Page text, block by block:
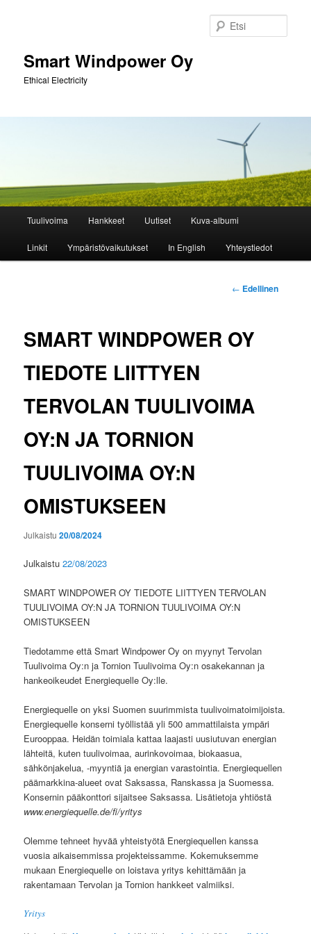
Smart Windpower Oy
Ethical Electricity
Tuulivoima Hankkeet Uutiset Kuva-albumi
Linkit Ympäristövaikutukset In English Yhteystiedot
Artikkelien
← Edellinen
SMART WINDPOWER OY
TIEDOTE LIITTYEN
TERVOLAN TUULIVOIMA
OY:N JA TORNION
TUULIVOIMA OY:N
OMISTUKSEEN
Julkaistu20/08/2024
Julkaistu22/08/2023
SMART WINDPOWER OY TIEDOTE LIITTYEN TERVOLAN
TUULIVOIMA OY:N JA TORNION TUULIVOIMA OY:N
OMISTUKSEEN
Tiedotamme että Smart Windpower Oy on myynyt Tervolan
Tuulivoima Oy:n ja Tornion Tuulivoima Oy:n osakekannan ja
hankeoikeudet Energiequelle Oy:lle.
Energiequelle on yksi Suomen suurimmista tuulivoimatoimijoista.
Energiequelle konserni työllistää yli 500 ammattilaista ympäri
Eurooppaa. Heidän toimiala kattaa laajasti uusiutuvan energian
lähteitä, kuten tuulivoimaa, aurinkovoimaa, biokaasua,
sähkönjakelua, -myyntiä ja energian varastointia. Energiequellen
päämarkkina-alueet ovat Saksassa, Ranskassa ja Suomessa.
Konsernin pääkonttori sijaitsee Saksassa. Lisätietoja yhtiöstä
www.energiequelle.de/fi/yritys
Olemme tehneet hyvää yhteistyötä Energiequellen kanssa
vuosia aikaisemmissa projekteissamme. Kokemuksemme
mukaan Energiequelle on loistava yritys kehittämään ja
rakentamaan Tervolan ja Tornion hankkeet valmiiksi.
Yritys